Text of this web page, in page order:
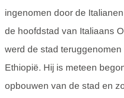
ingenomen door de
de hoofdstad van Italiaans
werd de stad
Ethiopië. Hij is meteen
opbouwen van de stad en